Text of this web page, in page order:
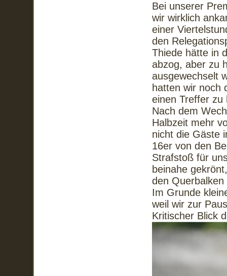
Bei unserer
wir wirklich
einer
den
Thiede hätte in
abzog, aber zu
ausgewechselt
hatten wir noch
einen Treffer zu
Nach dem
Halbzeit mehr
nicht die Gäste
16er von den
Strafstoß für
beinahe
den
Im Grunde
weil wir zur
Kritischer Blick